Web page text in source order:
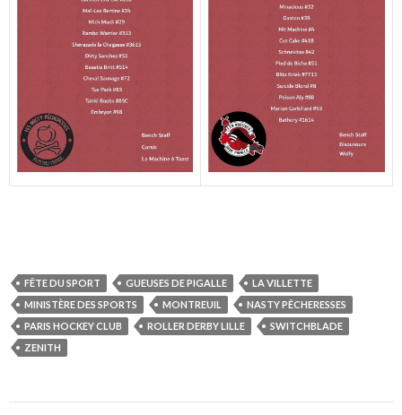
FÊTE DU SPORT GUEUSES DE PIGALLE
LA VILLETTE
MINISTÈRE DES SPORTS
MONTREUIL
NASTY PÊCHERESSES
PARIS HOCKEY CLUB
ROLLER DERBY LILLE
SWITCHBLADE
ZENITH